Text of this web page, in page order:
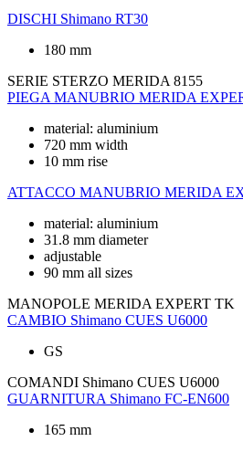
DISCHI Shimano RT30
180 mm
SERIE STERZO MERIDA 8155
PIEGA MANUBRIO MERIDA
material: aluminium
720 mm width
10 mm rise
ATTACCO MANUBRIO MERIDA
material: aluminium
31.8 mm diameter
adjustable
90 mm all sizes
MANOPOLE MERIDA EXPERT TK
CAMBIO Shimano CUES U6000
GS
COMANDI Shimano CUES U6000
GUARNITURA Shimano FC-EN600
165 mm